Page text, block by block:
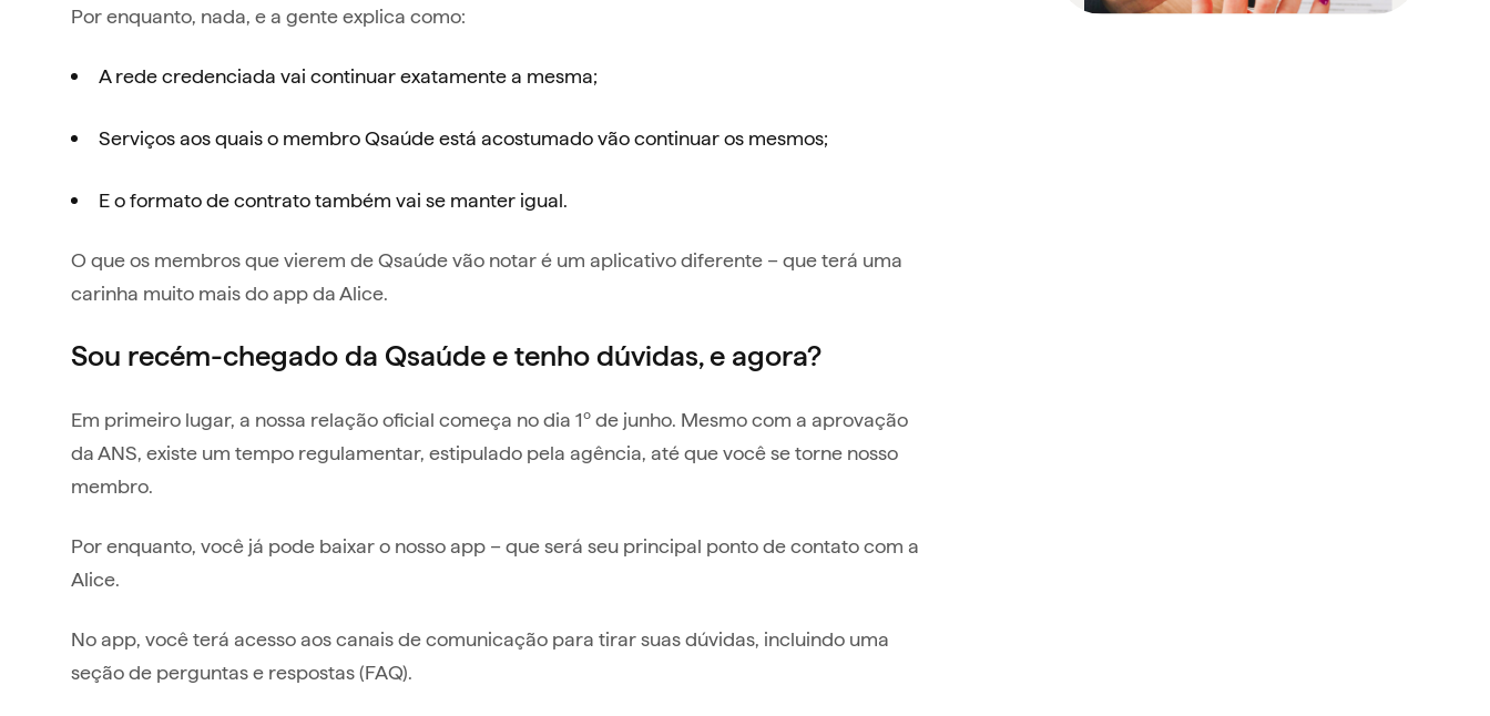
Por enquanto, nada, e a gente explica como:
A rede credenciada vai continuar exatamente a mesma;
Serviços aos quais o membro Qsaúde está acostumado vão continuar os mesmos;
E o formato de contrato também vai se manter igual.
O que os membros que vierem de Qsaúde vão notar é um aplicativo diferente – que terá uma
carinha muito mais do app da Alice.
Sou recém-chegado da Qsaúde e tenho dúvidas, e agora?
Em primeiro lugar, a nossa relação oficial começa no dia 1º de junho. Mesmo com a aprovação
da ANS, existe um tempo regulamentar, estipulado pela agência, até que você se torne nosso
membro.
Por enquanto, você já pode baixar o nosso app – que será seu principal ponto de contato com a
Alice.
No app, você terá acesso aos canais de comunicação para tirar suas dúvidas, incluindo uma
seção de perguntas e respostas (FAQ).